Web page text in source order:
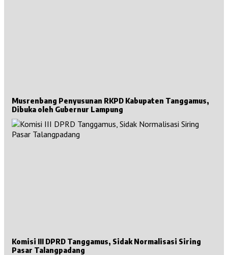
Musrenbang Penyusunan RKPD Kabupaten Tanggamus,
Dibuka oleh Gubernur Lampung
Komisi III DPRD Tanggamus, Sidak Normalisasi Siring
Pasar Talangpadang